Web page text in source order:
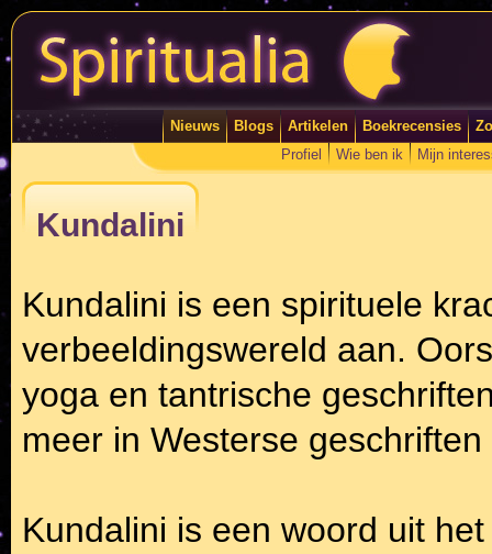
Nieuws Blogs Artikelen Boekrecensies
Profiel
Wie ben ik Mijn
Kundalini
Kundalini is een spirituele
verbeeldingswereld aan.
yoga en tantrische
meer in Westerse
Kundalini is een woord uit